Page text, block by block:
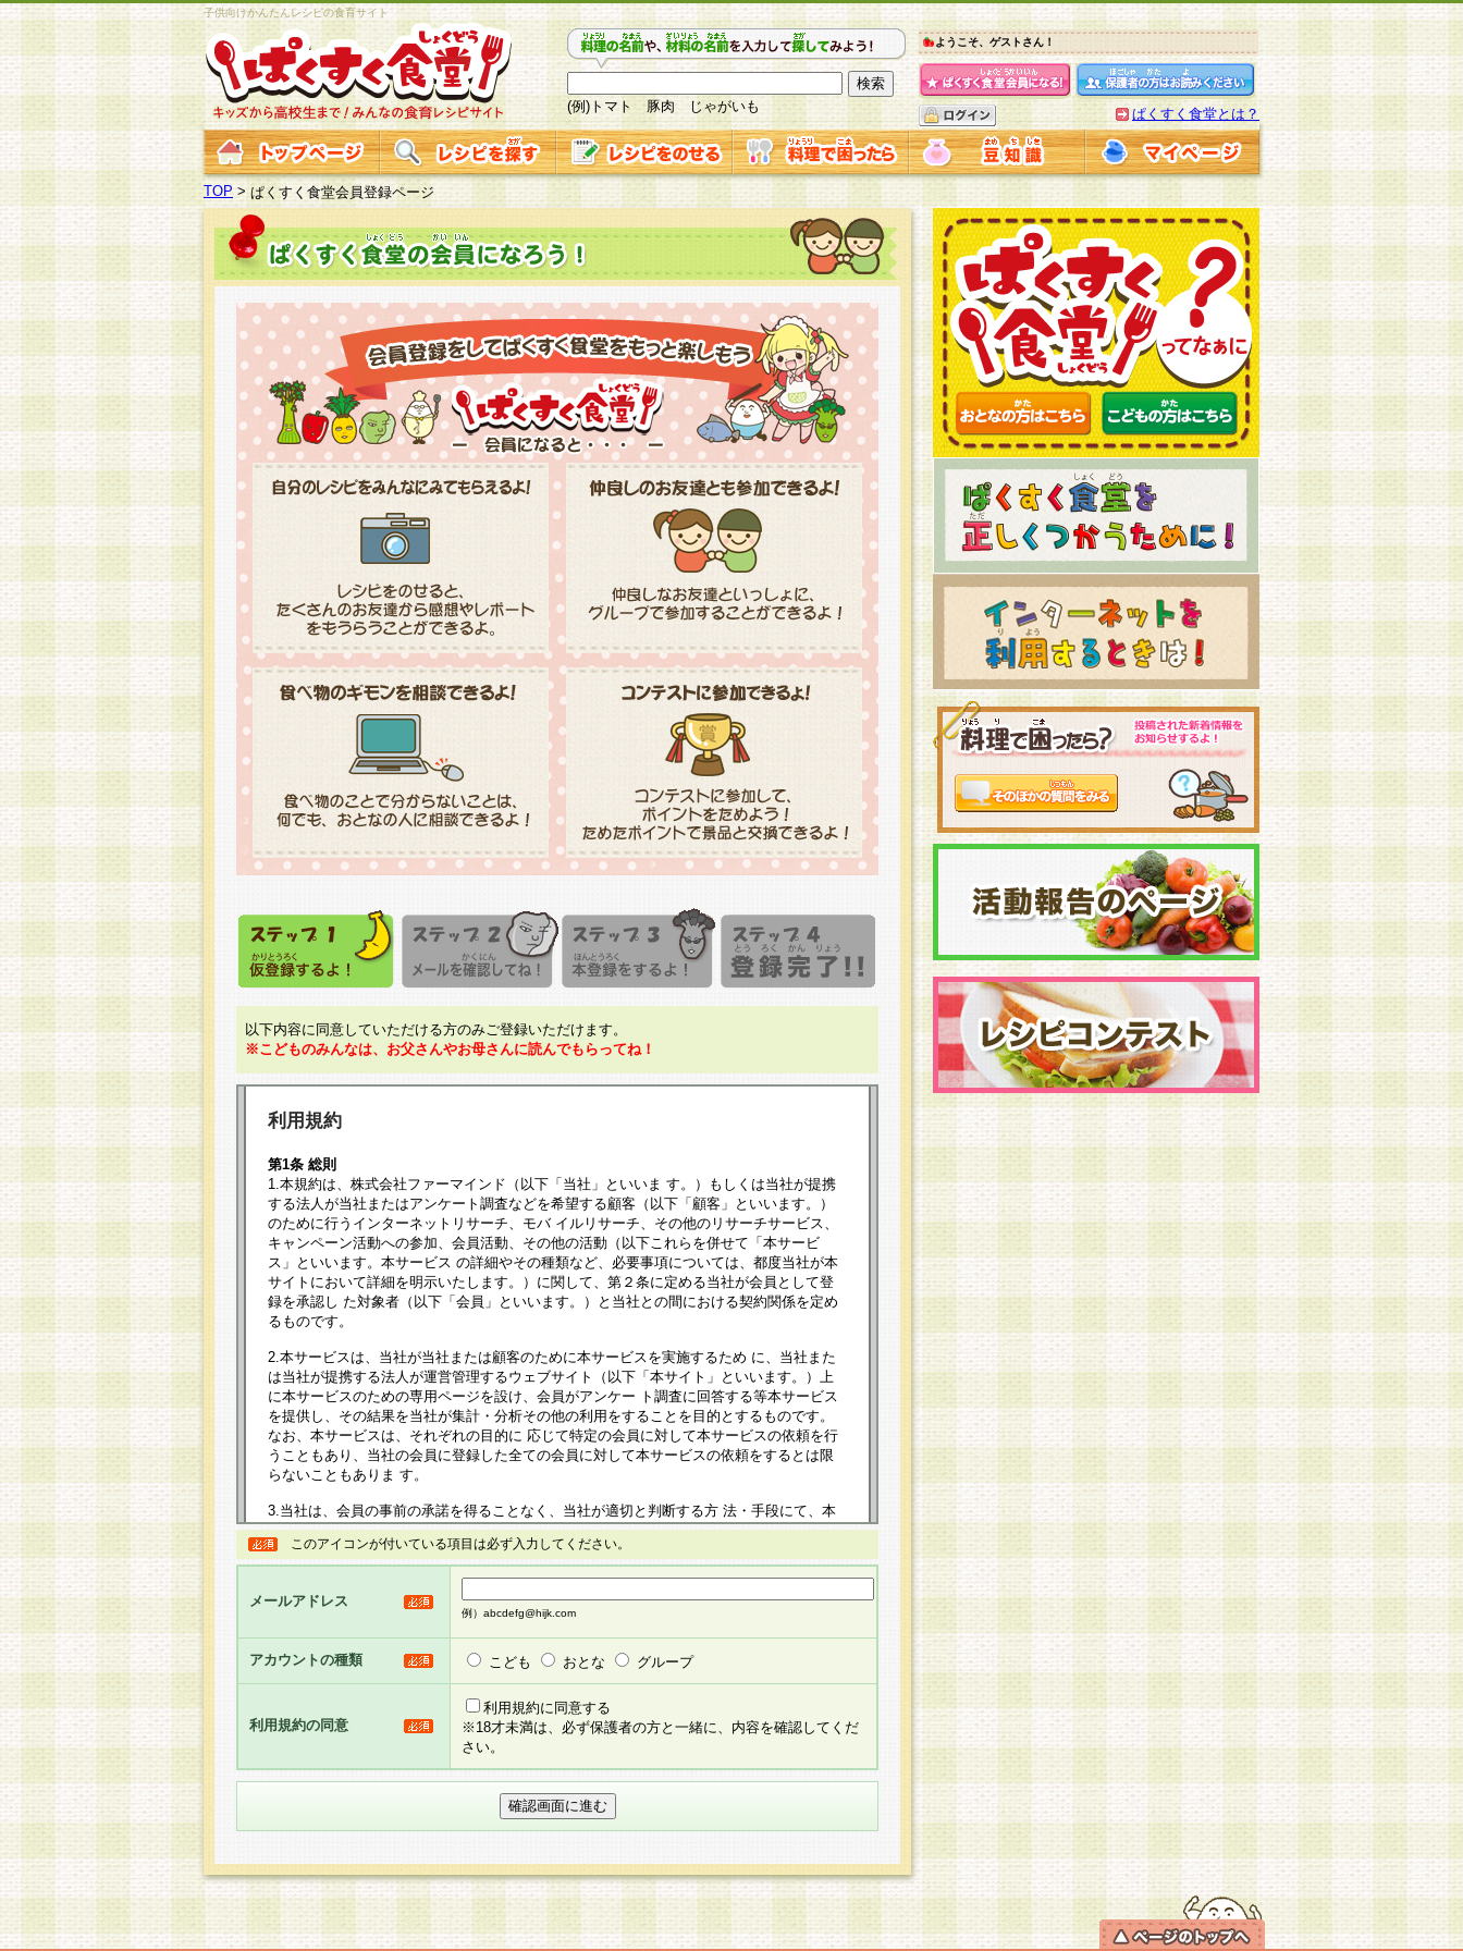
子供向けかんたんレシピの食育サイト
(例)トマト 豚肉 じゃがいも
ようこそ、ゲストさん！
ぱくすく食堂とは？
TOP >ぱくすく食堂会員登録ページ
以下内容に同意していただける方のみご登録いただけます。
※こどものみんなは、お父さんやお母さんに読んでもらってね！
利用規約
第1条 総則
1.本規約は、株式会社ファーマインド（以下「当社」といいま す。）もしくは当社が提携
する法人が当社またはアンケート調査などを希望する顧客（以下「顧客」といいます。）
のために行うインターネットリサーチ、モバ イルリサーチ、その他のリサーチサービス、
キャンペーン活動への参加、会員活動、その他の活動（以下これらを併せて「本サービ
ス」といいます。本サービス の詳細やその種類など、必要事項については、都度当社が本
サイトにおいて詳細を明示いたします。）に関して、第２条に定める当社が会員として登
録を承認し た対象者（以下「会員」といいます。）と当社との間における契約関係を定め
るものです。
2.本サービスは、当社が当社または顧客のために本サービスを実施するため に、当社また
は当社が提携する法人が運営管理するウェブサイト（以下「本サイト」といいます。）上
に本サービスのための専用ページを設け、会員がアンケー ト調査に回答する等本サービス
を提供し、その結果を当社が集計・分析その他の利用をすることを目的とするものです。
なお、本サービスは、それぞれの目的に 応じて特定の会員に対して本サービスの依頼を行
うこともあり、当社の会員に登録した全ての会員に対して本サービスの依頼をするとは限
らないこともありま す。
3.当社は、会員の事前の承諾を得ることなく、当社が適切と判断する方 法・手段にて、本
規約を任意に制定、変更または修正することができるものとします。改定後の本規約等
は、本規約においては本サイトに掲示したときに、その 他の諸規定については、会員に対
して告知の案内を配信または本サイトに掲示したときのいずれか早い時期をもってその効
るものとします。
5.当社がお聞きする個人情報は、すべて会員登録希望者の自由な意思で提 供いただいたも
のと考えております。従って、会員登録希望者が自らの個人情報の提供を希望されない場
合には、当社はその個人情報をお預かりいたしません が、提供されないことによって、当
社の取扱商品やサービス等をご利用いただけない場合がありますことを予めご了承くださ
い。
6.当社は、お客様から当社が保有している個人情報の開示・訂正・追加・ 利用停止等を求
められた場合には、ご本人様であることが当社にて確認できた場合に限り、法令に準拠し
せ先となります。
第2条 会員の資格
1.会員とは、本規約等を承諾のうえ、当社所定の登録手続きを全て完了し、当社が承認した
このアイコンが付いている項目は必ず入力してください。
メールアドレス
例）abcdefg@hijk.com
アカウントの種類 こども おとな グループ
利用規約の同意
利用規約に同意する
※18才未満は、必ず保護者の方と一緒に、内容を確認してくだ
さい。